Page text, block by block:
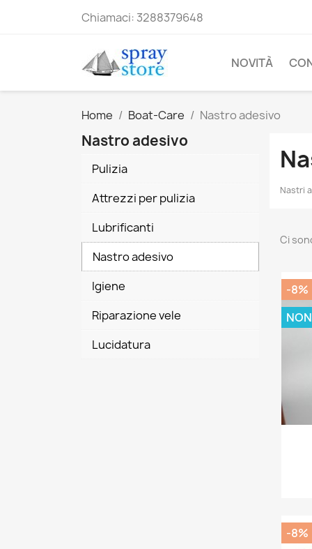
Chiamaci: 3288379648
NOVITÀ
Home Boat-Care Nastro adesivo
Nastro adesivo
Pulizia
Attrezzi per pulizia
Lubrificanti
Nastro adesivo
Igiene
Riparazione vele
Lucidatura
Nastri
Ci
-8%
-8%